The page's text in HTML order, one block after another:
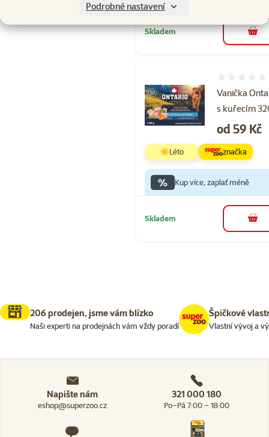
Podrobné nastavení
Skladem do
Vanička
s kuřecím
Cena
od 59 Kč
☀️Léto značka
% Kup více, zaplať méně
Skladem do
206 prodejen, jsme vám blízko
Naši experti na prodejnách vám vždy poradí
Špičkové
Vlastní vývoj a
Napište nám
eshop@superzoo.cz
321 000 180
Po–Pá 7:00 – 18:00